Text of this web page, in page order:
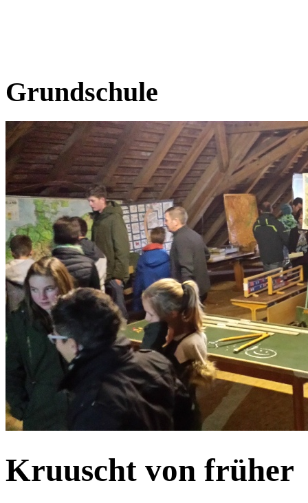
Grundschule
Kruuscht von früher